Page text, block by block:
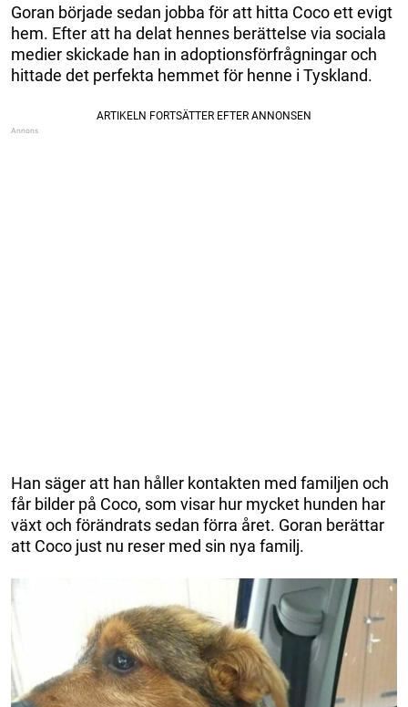
Goran började sedan jobba för att hitta Coco ett evigt
hem. Efter att ha delat hennes berättelse via sociala
medier skickade han in adoptionsförfrågningar och
hittade det perfekta hemmet för henne i Tyskland.
Han säger att han håller kontakten med familjen och
får bilder på Coco, som visar hur mycket hunden har
växt och förändrats sedan förra året. Goran berättar
att Coco just nu reser med sin nya familj.